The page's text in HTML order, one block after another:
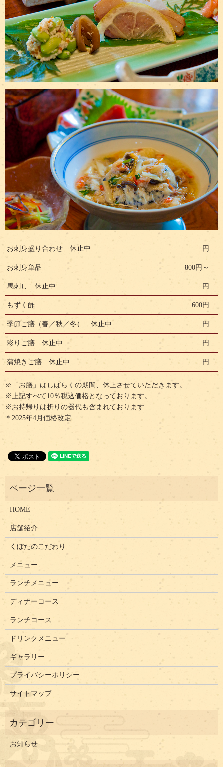
お刺身盛り合わせ 休止中 円
お刺身単品 800円～
馬刺し 休止中 円
もずく酢 600円
季節ご膳（春／秋／冬） 休止中 円
彩りご膳 休止中 円
蒲焼きご膳 休止中 円
※「お膳」はしばらくの期間、休止させていただきます。
※上記すべて10％税込価格となっております。
※お持帰りは折りの器代も含まれております
＊2025年4月価格改定
HOME
店舗紹介
くぼたのこだわり
メニュー
ランチメニュー
ディナーコース
ランチコース
ドリンクメニュー
ギャラリー
プライバシーポリシー
サイトマップ
お知らせ